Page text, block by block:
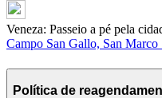
Veneza: Passeio a pé pela
Campo San Gallo, San
Política de